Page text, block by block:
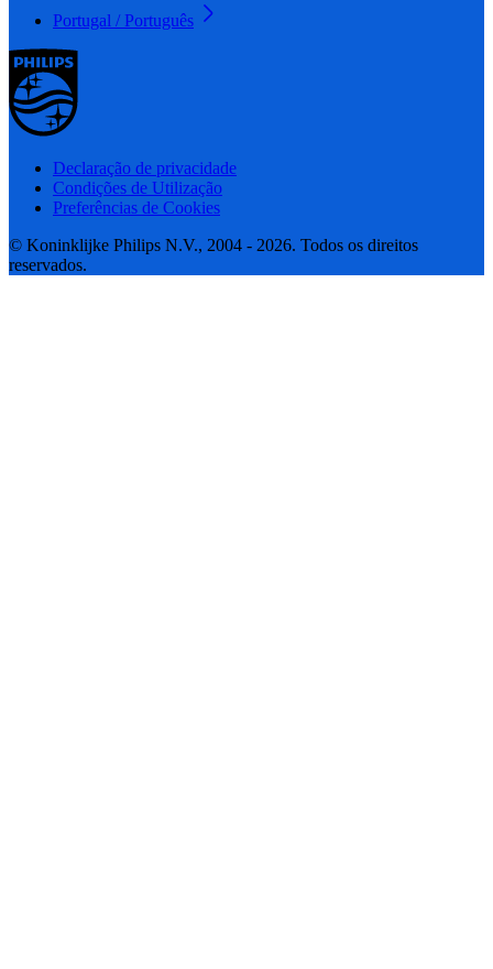
Portugal / Português
Declaração de privacidade
Condições de Utilização
Preferências de Cookies
© Koninklijke Philips N.V., 2004 - 2026. Todos os direitos
reservados.